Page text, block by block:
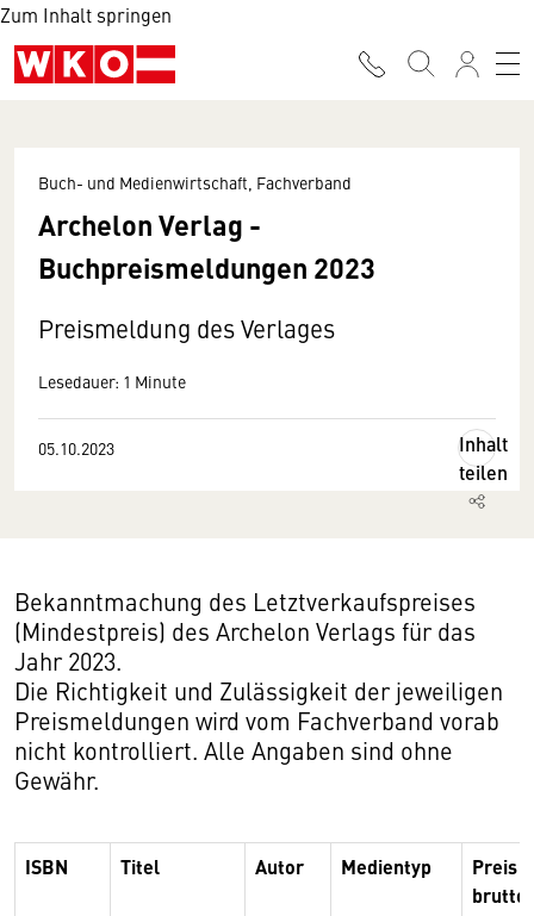
Zum Inhalt springen
Buch- und Medienwirtschaft, Fachverband
Archelon Verlag -
Buchpreismeldungen 2023
Preismeldung des Verlages
Lesedauer: 1 Minute
05.10.2023
Inhalt
teilen
Bekanntmachung des Letztverkaufspreises
(Mindestpreis) des Archelon Verlags für das
Jahr 2023.
Die Richtigkeit und Zulässigkeit der jeweiligen
Preismeldungen wird vom Fachverband vorab
nicht kontrolliert. Alle Angaben sind ohne
Gewähr.
ISBN Titel Autor Medientyp
Preis
brutto